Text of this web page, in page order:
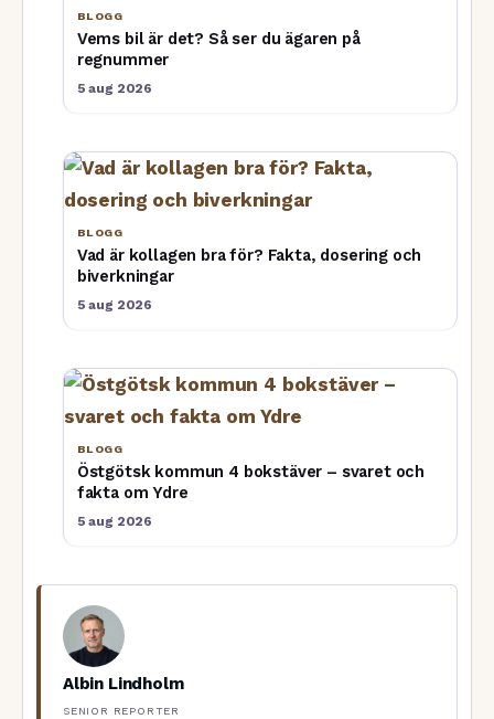
BLOGG
Vems bil är det? Så ser du ägaren på
regnummer
5 aug 2026
BLOGG
Vad är kollagen bra för? Fakta, dosering och
biverkningar
5 aug 2026
BLOGG
Östgötsk kommun 4 bokstäver – svaret och
fakta om Ydre
5 aug 2026
Albin Lindholm
SENIOR REPORTER